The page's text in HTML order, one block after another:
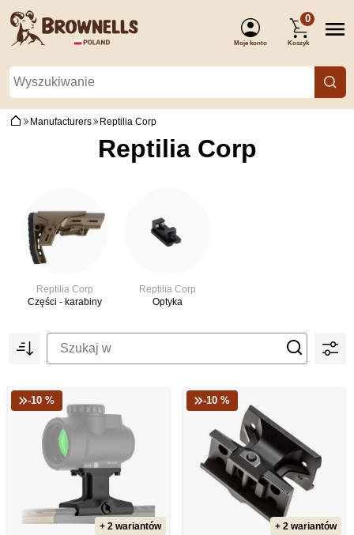
Moje konto
0
Koszyk
Manufacturers Reptilia Corp
Reptilia Corp
Reptilia Corp
Części - karabiny
Reptilia Corp
Optyka
-10 %
+ 2 wariantów
-10 %
+ 2 wariantów